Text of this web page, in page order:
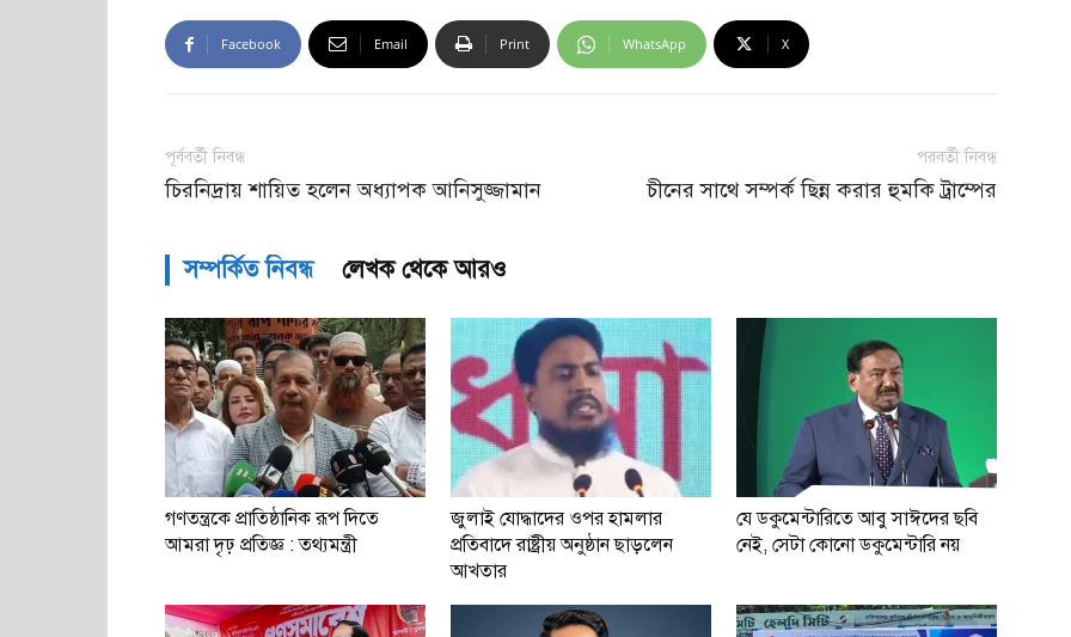
Facebook Email Print WhatsApp X
পূর্ববর্তী নিবন্ধ
চিরনিদ্রায় শায়িত হলেন অধ্যাপক আনিসুজ্জামান
পরবর্তী নিবন্ধ
চীনের সাথে সম্পর্ক ছিন্ন করার হুমকি ট্রাম্পের
সম্পর্কিত নিবন্ধ লেখক থেকে আরও
গণতন্ত্রকে প্রাতিষ্ঠানিক রূপ দিতে
আমরা দৃঢ় প্রতিজ্ঞ : তথ্যমন্ত্রী
জুলাই যোদ্ধাদের ওপর হামলার
প্রতিবাদে রাষ্ট্রীয় অনুষ্ঠান ছাড়লেন
আখতার
যে ডকুমেন্টারিতে আবু সাঈদের ছবি
নেই, সেটা কোনো ডকুমেন্টারি নয়